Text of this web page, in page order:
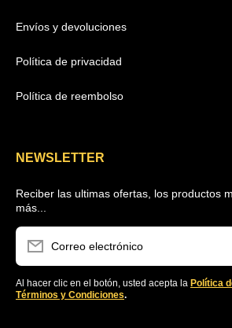
Envíos y devoluciones
Política de privacidad
Política de reembolso
NEWSLETTER
Reciber las ultimas ofertas, los productos
más...
Correo electrónico
Al hacer clic en el botón, usted acepta la Política
Términos y Condiciones.